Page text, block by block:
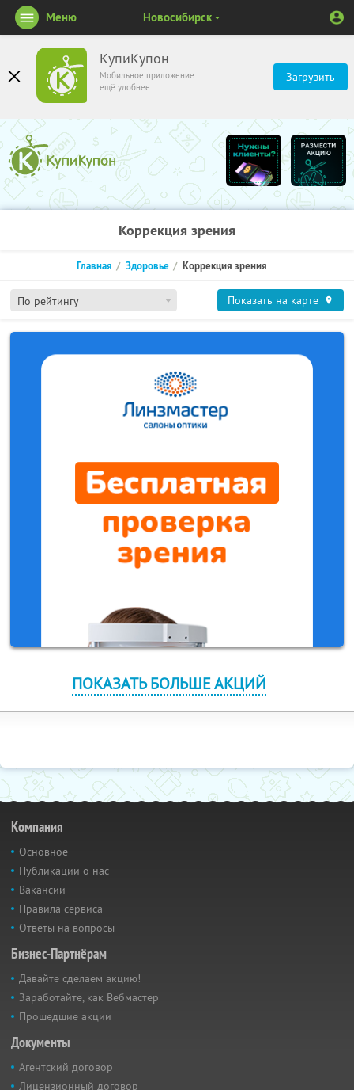
КупиКупон
Мобильное приложение
ещё удобнее
Загрузить
Меню Новосибирск
Коррекция зрения
По рейтингу
Главная Здоровье Коррекция зрения
Показать на карте
ПОКАЗАТЬ БОЛЬШЕ АКЦИЙ
Компания
Основное
Публикации о нас
Вакансии
Правила сервиса
Ответы на вопросы
Бизнес-Партнёрам
Давайте сделаем акцию!
Заработайте, как Вебмастер
Прошедшие акции
Документы
Агентский договор
Лицензионный договор